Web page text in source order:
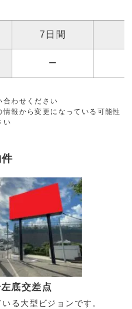
7日間
ー
わせください
報から変更になっている可能性
い
底交差点
る大型ビジョンです。